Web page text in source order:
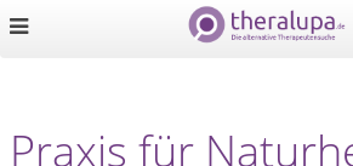
Praxis für